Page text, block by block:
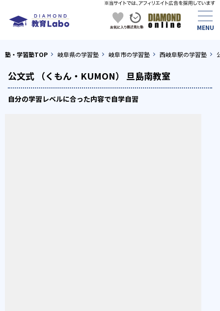
塾・学習塾TOP 岐阜県の学習塾 岐阜市の学習塾 西岐阜駅の学習塾
公文式 （くもん・KUMON） 旦島南教室
自分の学習レベルに合った内容で自学自習